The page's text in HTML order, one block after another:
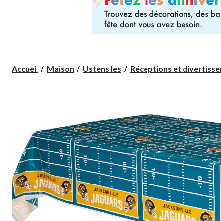
Accueil Maison Ustensiles Réceptions et